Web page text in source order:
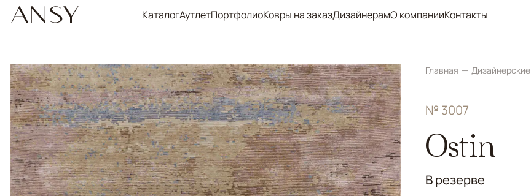
КаталогАутлетПортфолиоКовры на заказДизайнерамО компанииКонтакты
Главная Дизайнерские
№ 3007
Ostin
В резерве